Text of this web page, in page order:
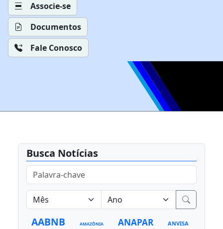
Associe-se
Documentos
Fale Conosco
Busca Notícias
AABNB AMAZÔNIA ANAPAR ANVISA